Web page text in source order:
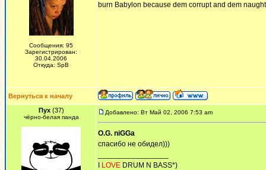
Сообщения: 95
Зарегистрирован:
30.04.2006
Откуда: SpB
burn Babylon because dem corrupt and dem
Вернуться к началу
Пух(37)
чёрно-белая панда
Добавлено: Вт Май 02, 2006 7:53 am
O.G. niGGa
спасибо не обидел)))
LOVE DRUM N BASS*)